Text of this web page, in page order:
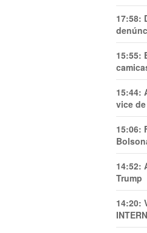
17:58:
15:55:
15:44:
vice
15:06:
14:52:
Trump
14:20: